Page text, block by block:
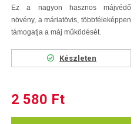
Ez a nagyon hasznos májvédő
növény, a máriatövis, többféleképpen
támogatja a máj működését.
Készleten
2 580 Ft